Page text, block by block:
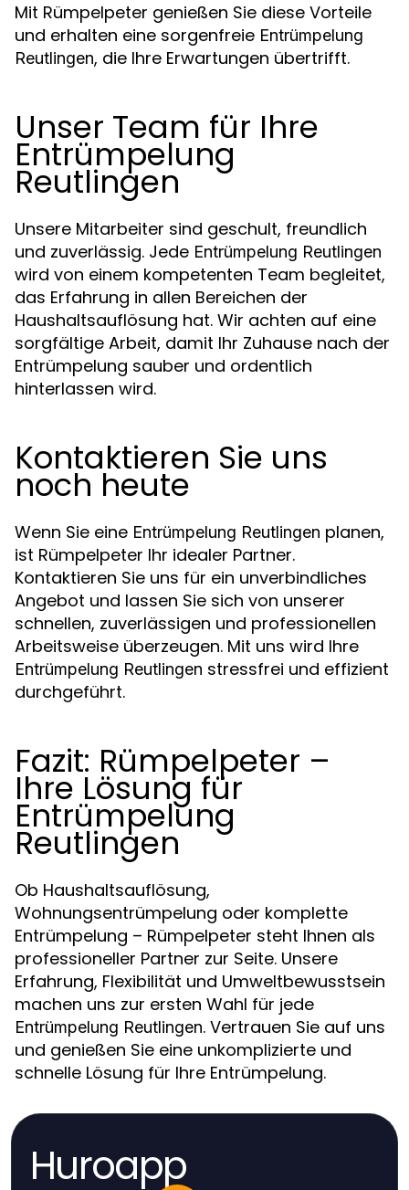
Mit Rümpelpeter genießen Sie diese Vorteile
und erhalten eine sorgenfreie Entrümpelung
Reutlingen, die Ihre Erwartungen übertrifft.
Unser Team für Ihre
Entrümpelung
Reutlingen
Unsere Mitarbeiter sind geschult, freundlich
und zuverlässig. Jede Entrümpelung Reutlingen
wird von einem kompetenten Team begleitet,
das Erfahrung in allen Bereichen der
Haushaltsauflösung hat. Wir achten auf eine
sorgfältige Arbeit, damit Ihr Zuhause nach der
Entrümpelung sauber und ordentlich
hinterlassen wird.
Kontaktieren Sie uns
noch heute
Wenn Sie eine Entrümpelung Reutlingen planen,
ist Rümpelpeter Ihr idealer Partner.
Kontaktieren Sie uns für ein unverbindliches
Angebot und lassen Sie sich von unserer
schnellen, zuverlässigen und professionellen
Arbeitsweise überzeugen. Mit uns wird Ihre
Entrümpelung Reutlingen stressfrei und effizient
durchgeführt.
Fazit: Rümpelpeter –
Ihre Lösung für
Entrümpelung
Reutlingen
Ob Haushaltsauflösung,
Wohnungsentrümpelung oder komplette
Entrümpelung – Rümpelpeter steht Ihnen als
professioneller Partner zur Seite. Unsere
Erfahrung, Flexibilität und Umweltbewusstsein
machen uns zur ersten Wahl für jede
Entrümpelung Reutlingen. Vertrauen Sie auf uns
und genießen Sie eine unkomplizierte und
schnelle Lösung für Ihre Entrümpelung.
Huroapp